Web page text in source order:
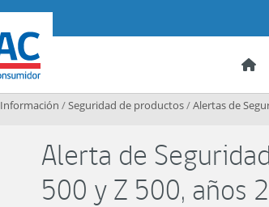
Información /Seguridad de productos/Alertas de
Alerta de
500 y Z 500, años